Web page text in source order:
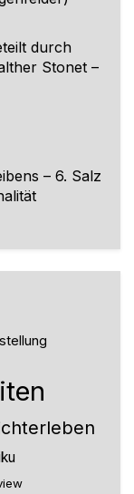
durch
Stonet –
– 6. Salz